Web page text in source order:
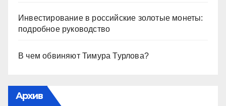
Инвестирование в российские золотые монеты:
подробное руководство
В чем обвиняют Тимура Турлова?
Архив